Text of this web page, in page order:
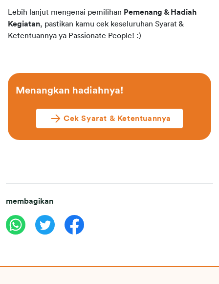
Lebih lanjut mengenai pemilihan Pemenang & Hadiah
Kegiatan, pastikan kamu cek keseluruhan Syarat &
Ketentuannya ya Passionate People! :)
Menangkan hadiahnya!
Cek Syarat & Ketentuannya
membagikan